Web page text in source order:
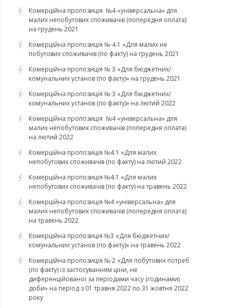
Комерційна пропозиція №4 «універсальна» для
малих непобутових споживачів (попередня оплата)
на грудень 2021
Комерційна пропозиція № 4.1 «Для малих не
побутових споживачів (по факту) на грудень 2021
Комерційна пропозиція № 3 «Для бюджетних/
комунальних установ (по факту)» на грудень 2021
​​​​​​Комерційна пропозиція № 3 «Для бюджетних/
комунальних установ (по факту)» на лютий 2022
Комерційна пропозиція №4 «універсальна» для
малих непобутових споживачів (попередня оплата)
на лютий 2022
​​​​​​​Комерційна пропозиція №4.1 «Для малих
непобутових споживачів (по факту) на лютий 2022
Комерційна пропозиція №4.1 «Для малих
непобутових споживачів (по факту) на травень 2022
Комерційна пропозиція №4 «універсальна» для
малих непобутових споживачів (попередня оплата)
на травень 2022
Комерційна пропозиція №3 «Для бюджетних/
комунальних установ (по факту)» на травень 2022
Комерційна пропозиція № 2 «Для побутових потреб
(по факту) із застосуванням ціни, не
диференційованої за періодами часу (годинами)
доби» на період з 01 травня 2022 по 31 жовтня 2022
року